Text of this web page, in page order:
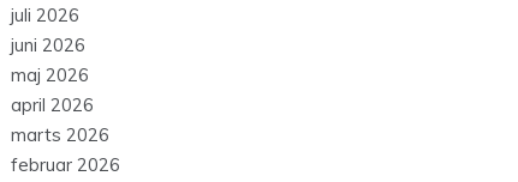
juli 2026
juni 2026
maj 2026
april 2026
marts 2026
februar 2026